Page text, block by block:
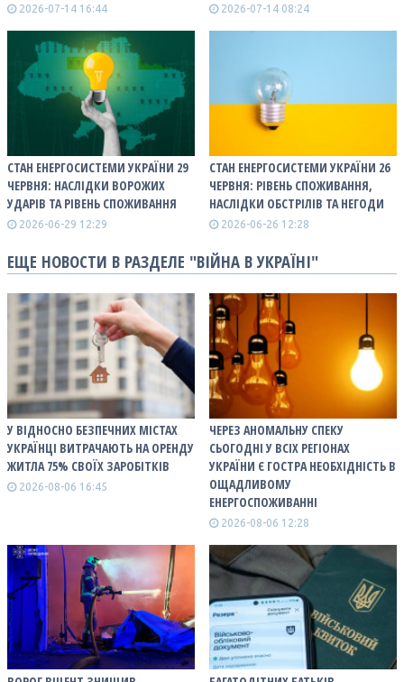
2026-07-14 16:44 2026-07-14 08:24
СТАН ЕНЕРГОСИСТЕМИ УКРАЇНИ 29
ЧЕРВНЯ: НАСЛІДКИ ВОРОЖИХ
УДАРІВ ТА РІВЕНЬ СПОЖИВАННЯ
2026-06-29 12:29
СТАН ЕНЕРГОСИСТЕМИ УКРАЇНИ 26
ЧЕРВНЯ: РІВЕНЬ СПОЖИВАННЯ,
НАСЛІДКИ ОБСТРІЛІВ ТА НЕГОДИ
2026-06-26 12:28
ЕЩЕ НОВОСТИ В РАЗДЕЛЕ "ВІЙНА В УКРАЇНІ"
У ВІДНОСНО БЕЗПЕЧНИХ МІСТАХ
УКРАЇНЦІ ВИТРАЧАЮТЬ НА ОРЕНДУ
ЖИТЛА 75% СВОЇХ ЗАРОБІТКІВ
2026-08-06 16:45
ЧЕРЕЗ АНОМАЛЬНУ СПЕКУ
СЬОГОДНІ У ВСІХ РЕГІОНАХ
УКРАЇНИ Є ГОСТРА НЕОБХІДНІСТЬ В
ОЩАДЛИВОМУ
ЕНЕРГОСПОЖИВАННІ
2026-08-06 12:28